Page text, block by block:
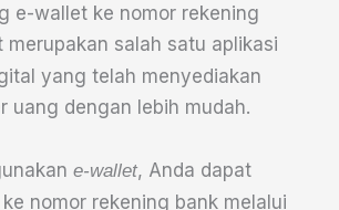
e-wallet ke nomor rekening
merupakan salah satu aplikasi
yang telah menyediakan
uang dengan lebih mudah.
e-wallet, Anda dapat
nomor rekening bank melalui